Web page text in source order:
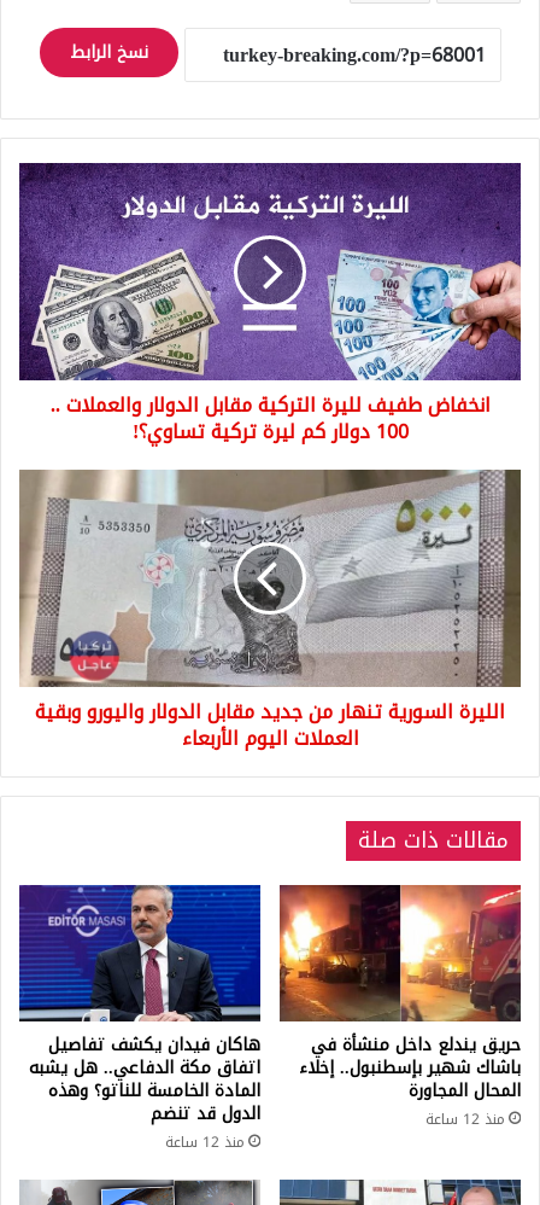
نسخ الرابط
انخفاض
طفيف
لليرة
التركية
مقابل
الدولار
والعملات
..
100
تركية
تساوي؟!
انخفاض طفيف لليرة التركية مقابل الدولار والعملات ..
100 دولار كم ليرة تركية تساوي؟!
الليرة
السورية
تنهار
من
جديد
مقابل
الدولار
واليورو
وبقية
العملات
الليرة السورية تنهار من جديد مقابل الدولار واليورو وبقية
العملات اليوم الأربعاء
مقالات ذات صلة
حريق يندلع داخل منشأة في
باشاك شهير بإسطنبول.. إخلاء
المحال المجاورة
منذ 12 ساعة
هاكان فيدان يكشف تفاصيل
اتفاق مكة الدفاعي.. هل يشبه
المادة الخامسة للناتو؟ وهذه
الدول قد تنضم
منذ 12 ساعة